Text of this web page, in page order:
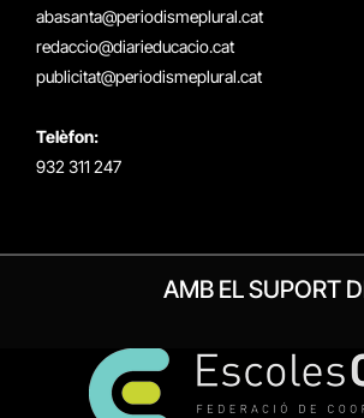
abasanta@periodismeplural.cat
redaccio@diarieducacio.cat
publicitat@periodismeplural.cat
Telèfon:
932 311 247
AMB EL SUPORT